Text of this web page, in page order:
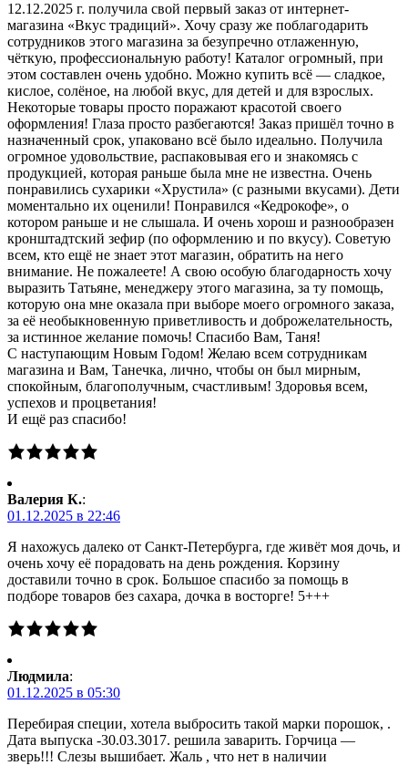
12.12.2025 г. получила свой первый заказ от интернет-
магазина «Вкус традиций». Хочу сразу же поблагодарить
сотрудников этого магазина за безупречно отлаженную,
чёткую, профессиональную работу! Каталог огромный, при
этом составлен очень удобно. Можно купить всё — сладкое,
кислое, солёное, на любой вкус, для детей и для взрослых.
Некоторые товары просто поражают красотой своего
оформления! Глаза просто разбегаются! Заказ пришёл точно в
назначенный срок, упаковано всё было идеально. Получила
огромное удовольствие, распаковывая его и знакомясь с
продукцией, которая раньше была мне не известна. Очень
понравились сухарики «Хрустила» (с разными вкусами). Дети
моментально их оценили! Понравился «Кедрокофе», о
котором раньше и не слышала. И очень хорош и разнообразен
кронштадтский зефир (по оформлению и по вкусу). Советую
всем, кто ещё не знает этот магазин, обратить на него
внимание. Не пожалеете! А свою особую благодарность хочу
выразить Татьяне, менеджеру этого магазина, за ту помощь,
которую она мне оказала при выборе моего огромного заказа,
за её необыкновенную приветливость и доброжелательность,
за истинное желание помочь! Спасибо Вам, Таня!
С наступающим Новым Годом! Желаю всем сотрудникам
магазина и Вам, Танечка, лично, чтобы он был мирным,
спокойным, благополучным, счастливым! Здоровья всем,
успехов и процветания!
И ещё раз спасибо!
Валерия К.:
01.12.2025 в 22:46
Я нахожусь далеко от Санкт-Петербурга, где живёт моя дочь, и
очень хочу её порадовать на день рождения. Корзину
доставили точно в срок. Большое спасибо за помощь в
подборе товаров без сахара, дочка в восторге! 5+++
Людмила:
01.12.2025 в 05:30
Перебирая специи, хотела выбросить такой марки порошок, .
Дата выпуска -30.03.3017. решила заварить. Горчица —
зверь!!! Слезы вышибает. Жаль , что нет в наличии